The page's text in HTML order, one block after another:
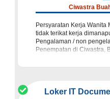
Ciwastra
Persyaratan Kerja Wanita
tidak terikat kerja
Pengalaman / non
Penempatan di Ciwastra,
Loker IT